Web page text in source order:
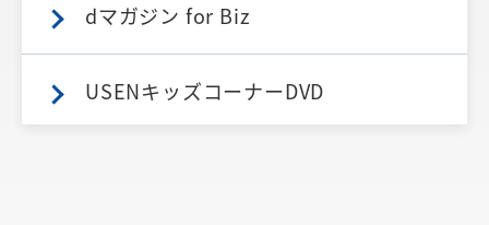
dマガジン for Biz
USENキッズコーナーDVD